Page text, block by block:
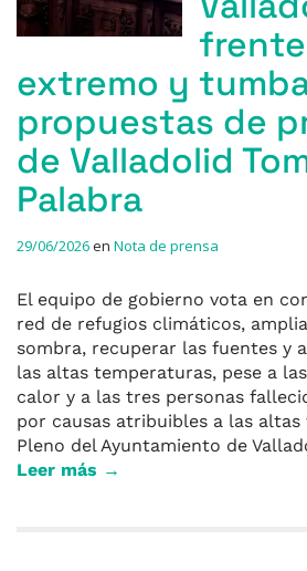
extremo y
propuestas de
de Valladolid
Palabra
29/06/2026en Nota de prensa
El equipo de gobierno vota en
red de refugios climáticos,
sombra, recuperar las fuentes y
las altas temperaturas, pese a
calor y a las tres personas
por causas atribuibles a las
Pleno del Ayuntamiento de
Leer más →